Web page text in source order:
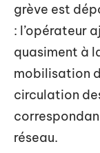
grève est
: l’opérateur
quasiment à
mobilisation
circulation
réseau.